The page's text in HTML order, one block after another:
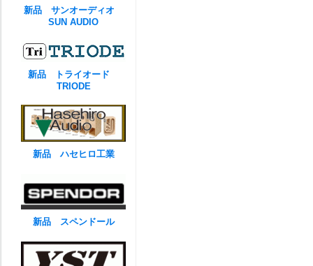
新品 サンオーディオ
SUN AUDIO
新品 トライオード
TRIODE
新品 ハセヒロ工業
新品 スペンドール